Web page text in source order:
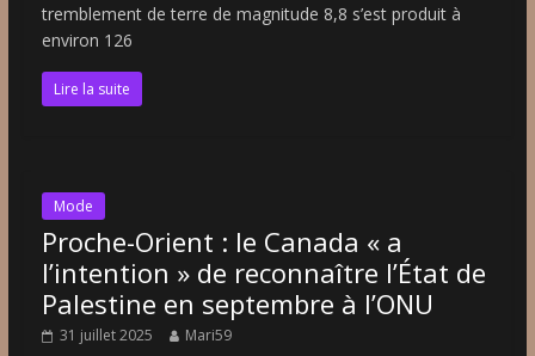
tremblement de terre de magnitude 8,8 s’est produit à
environ 126
Lire la suite
Mode
Proche-Orient : le Canada « a
l’intention » de reconnaître l’État de
Palestine en septembre à l’ONU
31 juillet 2025 Mari59